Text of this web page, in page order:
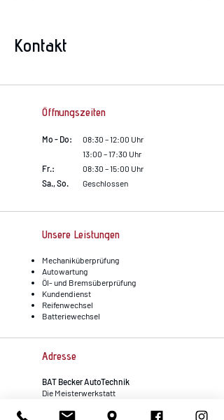
Kontakt
Öffnungszeiten
Mo - Do:
Fr.:
Sa., So.
08:30 – 12:00 Uhr
13:00 – 17:30 Uhr
08:30 – 15:00 Uhr
Geschlossen
Unsere Leistungen
Mechaniküberprüfung
Autowartung
Öl- und Bremsüberprüfung
Kundendienst
Reifenwechsel
Batteriewechsel
Adresse
BAT Becker AutoTechnik
Die Meisterwerkstatt
72379 Hechingen